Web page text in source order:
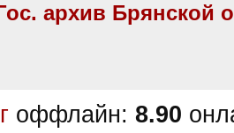
архив Брянской
оффлайн: 8.90